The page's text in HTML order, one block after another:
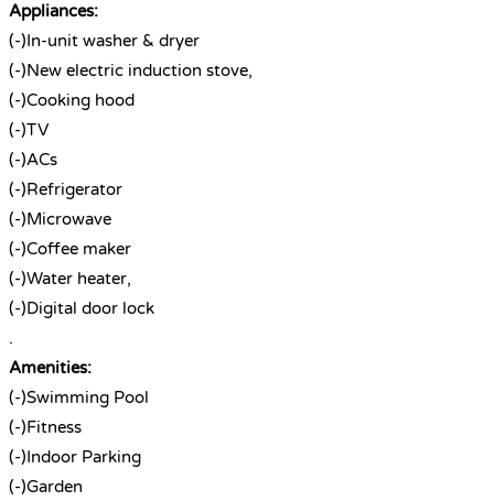
Appliances:
(-)In-unit washer & dryer
(-)New electric induction stove,
(-)Cooking hood
(-)TV
(-)ACs
(-)Refrigerator
(-)Microwave
(-)Coffee maker
(-)Water heater,
(-)Digital door lock
.
Amenities:
(-)Swimming Pool
(-)Fitness
(-)Indoor Parking
(-)Garden